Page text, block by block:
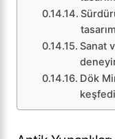
Sanat
Dök